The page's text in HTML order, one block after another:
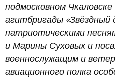
подмосковном
агитбригады «Звёздный
патриотическими
и Марины Суховых и
военнослужащим и
авиационного полка